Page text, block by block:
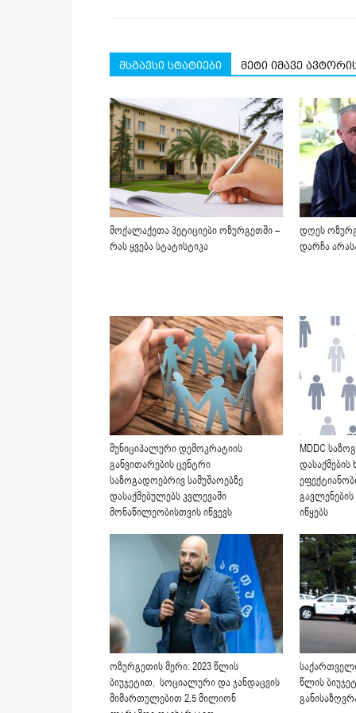
მსგავსი სტატიები მეტი იმავე
მოქალაქეთა პეტიციები ოზურგეთში –
რას ყვება სტატისტიკა
დღეს
დარჩა
მუნიციპალური დემოკრატიის
განვითარების ცენტრი
საზოგადოებრივ სამუშაოებზე
დასაქმებულებს კვლევაში
მონაწილეობისთვის იწვევს
MDDC
იწყებს
ოზურგეთის მერი: 2023 წლის
ბიუჯეტით, სოციალური და ჯანდაცვის
მიმართულებით 2.5 მილიონ
წლის